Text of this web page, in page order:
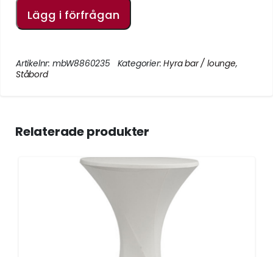
Lägg i förfrågan
Artikelnr: mbW8860235 Kategorier:Hyra bar / lounge,
Ståbord
Relaterade produkter